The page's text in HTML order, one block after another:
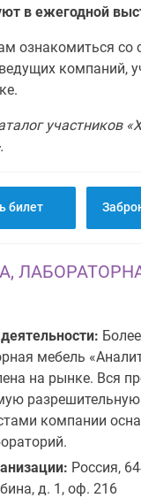
в ежегодной
ознакомиться со
компаний,
участников
.
билет
мебель
на рынке. Вся
компании
Россия,
д. 1, оф. 216